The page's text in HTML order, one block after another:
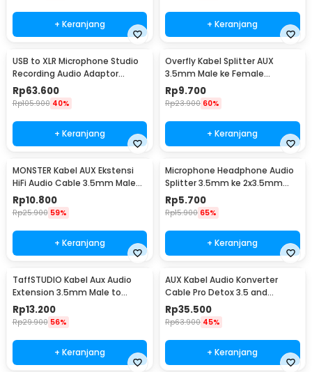
+ Keranjang + Keranjang
USB to XLR Microphone Studio
Recording Audio Adaptor
Connector 2.8M - AY12
Rp63.600
Rp105.900 40%
+ Keranjang
Overfly Kabel Splitter AUX
3.5mm Male ke Female
Headphone Mic 37cm - AV114
Rp9.700
Rp23.900 60%
+ Keranjang
MONSTER Kabel AUX Ekstensi
HiFi Audio Cable 3.5mm Male
to Female 1.2M - AV118
Rp10.800
Rp25.900 59%
+ Keranjang
Microphone Headphone Audio
Splitter 3.5mm ke 2x3.5mm
16cm - FA297
Rp5.700
Rp15.900 65%
+ Keranjang
TaffSTUDIO Kabel Aux Audio
Extension 3.5mm Male to
Female TRRS 2M - AV121
Rp13.200
Rp29.900 56%
+ Keranjang
AUX Kabel Audio Konverter
Cable Pro Detox 3.5 and
6.5mm Male to Male - AV141
Rp35.500
Rp63.900 45%
+ Keranjang